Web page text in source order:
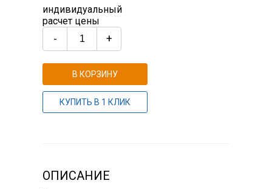
индивидуальный
расчет цены
- +
В КОРЗИНУ
КУПИТЬ В 1 КЛИК
ОПИСАНИЕ